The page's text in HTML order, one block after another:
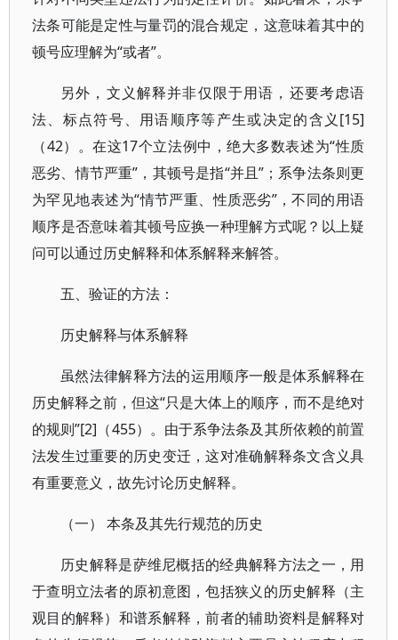
法条可能是定性与量罚的混合规定，这意味着其中的
顿号应理解为“或者”。
另外，文义解释并非仅限于用语，还要考虑语
法、标点符号、用语顺序等产生或决定的含义[15]
（42）。在这17个立法例中，绝大多数表述为“性质
恶劣、情节严重”，其顿号是指“并且”；系争法条则更
为罕见地表述为“情节严重、性质恶劣”，不同的用语
顺序是否意味着其顿号应换一种理解方式呢？以上疑
问可以通过历史解释和体系解释来解答。
五、验证的方法：
历史解释与体系解释
虽然法律解释方法的运用顺序一般是体系解释在
历史解释之前，但这“只是大体上的顺序，而不是绝对
的规则”[2]（455）。由于系争法条及其所依赖的前置
法发生过重要的历史变迁，这对准确解释条文含义具
有重要意义，故先讨论历史解释。
（一） 本条及其先行规范的历史
历史解释是萨维尼概括的经典解释方法之一，用
于查明立法者的原初意图，包括狭义的历史解释（主
观目的解释）和谱系解释，前者的辅助资料是解释对